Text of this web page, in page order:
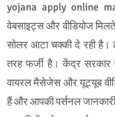
yojana apply online
वेबसाइट्स और वीडियोज
सोलर आटा चक्की दे रही
तरह फर्जी है। केंद्र सरकार
वायरल मैसेजेस और यूट्यूब
हैं और आपकी पर्सनल